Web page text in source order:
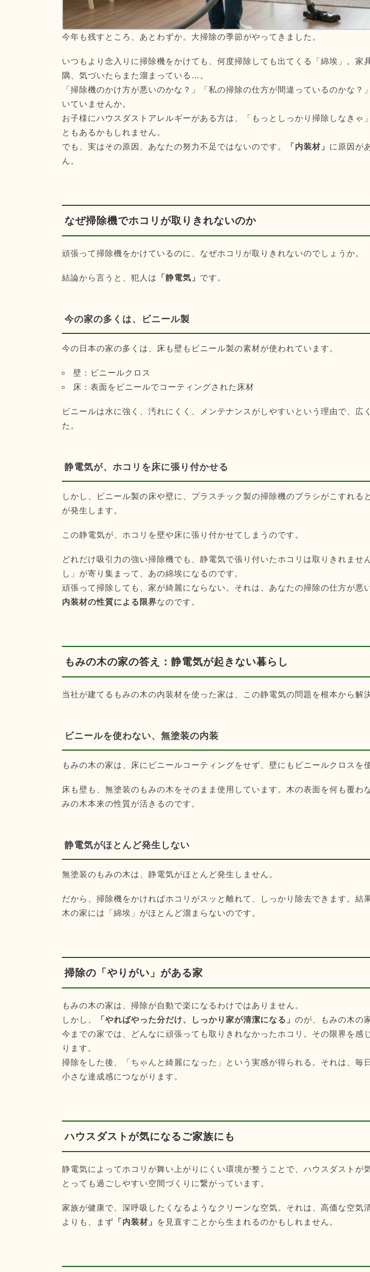
今年も残すところ、あとわずか。大掃除の季節がやってきました。
いつもより念入りに掃除機をかけても、何度掃除しても出てくる「綿埃」。家
隅、気づいたらまた溜まっている…。
「掃除機のかけ方が悪いのかな？」「私の掃除の仕方が間違っているのかな？
いていませんか。
お子様にハウスダストアレルギーがある方は、「もっとしっかり掃除しなきゃ
ともあるかもしれません。
でも、実はその原因、あなたの努力不足ではないのです。
「内装材」 に原因が
ん。
なぜ掃除機でホコリが取りきれないのか
頑張って掃除機をかけているのに、なぜホコリが取りきれないのでしょうか。
結論から言うと、犯人は 「静電気」 です。
今の家の多くは、ビニール製
今の日本の家の多くは、床も壁もビニール製の素材が使われています。
壁：ビニールクロス
床：表面をビニールでコーティングされた床材
ビニールは水に強く、汚れにくく、メンテナンスがしやすいという理由で、広
た。
静電気が、ホコリを床に張り付かせる
しかし、ビニール製の床や壁に、プラスチック製の掃除機のブラシがこすれる
が発生します。
この静電気が、ホコリを壁や床に張り付かせてしまうのです。
どれだけ吸引力の強い掃除機でも、静電気で張り付いたホコリは取りきれませ
し」が寄り集まって、あの綿埃になるのです。
頑張って掃除しても、家が綺麗にならない。それは、あなたの掃除の仕方が悪
内装材の性質による限界なのです。
もみの木の家の答え：静電気が起きない暮らし
当社が建てるもみの木の内装材を使った家は、この静電気の問題を根本から解
ビニールを使わない、無塗装の内装
もみの木の家は、床にビニールコーティングをせず、壁にもビニールクロスを
床も壁も、無塗装のもみの木をそのまま使用しています。木の表面を何も覆わ
みの木本来の性質が活きるのです。
静電気がほとんど発生しない
無塗装のもみの木は、静電気がほとんど発生しません。
だから、掃除機をかければホコリがスッと離れて、しっかり除去できます。結
木の家には「綿埃」がほとんど溜まらないのです。
掃除の「やりがい」がある家
もみの木の家は、掃除が自動で楽になるわけではありません。
しかし、
「やればやった分だけ、しっかり家が清潔になる」 のが、もみの木の
今までの家では、どんなに頑張っても取りきれなかったホコリ。その限界を感
ります。
掃除をした後、「ちゃんと綺麗になった」という実感が得られる。それは、毎
小さな達成感につながります。
ハウスダストが気になるご家族にも
静電気によってホコリが舞い上がりにくい環境が整うことで、ハウスダストが
とっても過ごしやすい空間づくりに繋がっています。
家族が健康で、深呼吸したくなるようなクリーンな空気。それは、高価な空気
よりも、まず 「内装材」 を見直すことから生まれるのかもしれません。